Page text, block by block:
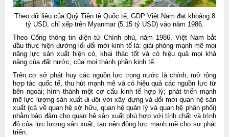
Theo dữ liệu của Quỹ Tiền tệ Quốc tế, GDP Việt Nam đạt khoảng 8
tỷ USD, chỉ xếp trên Myanmar (5,15 tỷ USD) vào năm 1986.
Theo Cổng thông tin điện tử Chính phủ, năm 1986, Việt Nam bắt
đầu thực hiện đường lối đổi mới kinh tế là: giải phóng mạnh mẽ mọi
năng lực sản xuất hiện có, khai thác tốt và có hiệu quả mọi khả
năng của đất nước, của mọi thành phần kinh tế.
Trên cơ sở phát huy các nguồn lực trong nước là chính, mở rộng
hợp tác quốc tế, thu hút mạnh mẽ và có hiệu quả các nguồn lực từ
bên ngoài; hình thành một cơ cấu kinh tế hợp lý; phát triển mạnh
mẽ lực lượng sản xuất đi đôi với xây dựng và đổi mới quan hệ sản
xuất (cả về quan hệ sở hữu, quan hệ quản lý và quan hệ phân phối)
nhằm bảo đảm cho quan hệ sản xuất phù hợp với tính chất và trình
độ của lực lượng sản xuất, tạo nên động lực mạnh mẽ cho sự phát
triển.